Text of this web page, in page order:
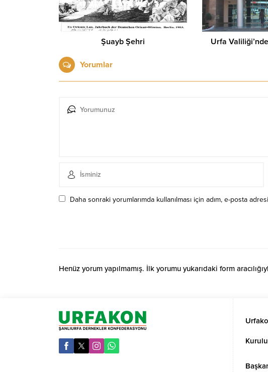
Şuayb Şehri Urfa
Yorumlar
Daha sonraki yorumlarımda kullanılması için adım, e-posta
Henüz yorum yapılmamış. İlk yorumu yukarıdaki form
Kurulu